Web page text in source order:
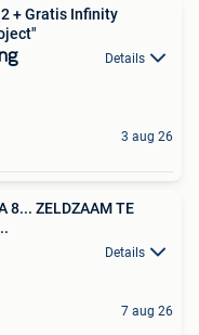
+ Gratis Infinity
Details
3 aug 26
8... ZELDZAAM TE
Details
7 aug 26